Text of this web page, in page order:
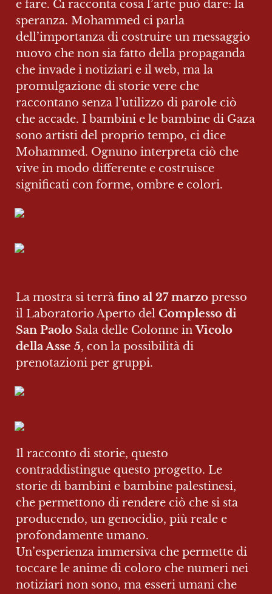
e fare. Ci racconta cosa l’arte può dare: la
speranza. Mohammed ci parla
dell’importanza di costruire un messaggio
nuovo che non sia fatto della propaganda
che invade i notiziari e il web, ma la
promulgazione di storie vere che
raccontano senza l’utilizzo di parole ciò
che accade. I bambini e le bambine di Gaza
sono artisti del proprio tempo, ci dice
Mohammed. Ognuno interpreta ciò che
vive in modo differente e costruisce
significati con forme, ombre e colori.
La mostra si terrà fino al 27 marzo presso
il Laboratorio Aperto del Complesso di
San Paolo Sala delle Colonne in Vicolo
della Asse 5, con la possibilità di
prenotazioni per gruppi.
Il racconto di storie, questo
contraddistingue questo progetto. Le
storie di bambini e bambine palestinesi,
che permettono di rendere ciò che si sta
producendo, un genocidio, più reale e
profondamente umano.
Un’esperienza immersiva che permette di
toccare le anime di coloro che numeri nei
notiziari non sono, ma esseri umani che